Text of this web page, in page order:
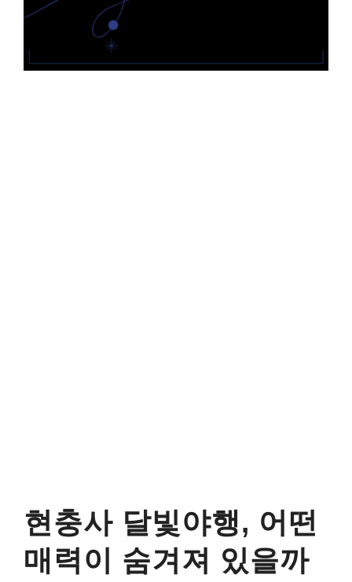
현충사 달빛야행, 어떤
매력이 숨겨져 있을까